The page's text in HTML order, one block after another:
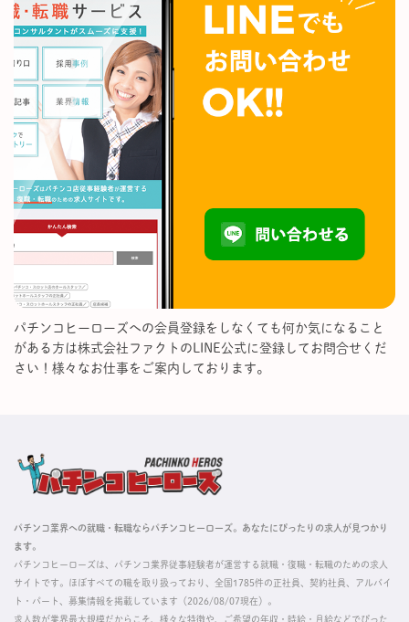
パチンコヒーローズへの会員登録をしなくても何か気になること
がある方は株式会社ファクトのLINE公式に登録してお問合せくだ
さい！様々なお仕事をご案内しております。
パチンコ業界への就職・転職ならパチンコヒーローズ。あなたにぴったりの求人が見つかり
ます。
パチンコヒーローズは、パチンコ業界従事経験者が運営する就職・復職・転職のための求人
サイトです。ほぼすべての職を取り扱っており、全国1785件の正社員、契約社員、アルバイ
ト・パート、募集情報を掲載しています（2026/08/07現在）。
求人数が業界最大規模だからこそ、様々な特徴や、ご希望の年収・時給・月給などでぴった